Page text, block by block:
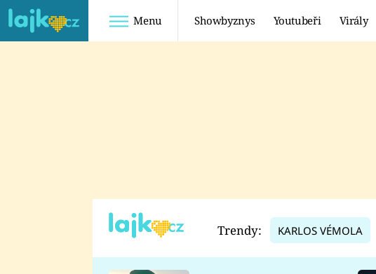
Menu Showbyznys Youtubeři Virály
TADEÁŠ KUBĚNKA
DATEL
Trendy: KARLOS VÉMOLA